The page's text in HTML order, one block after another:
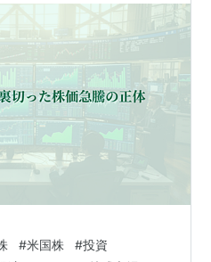
#米国株 #投資